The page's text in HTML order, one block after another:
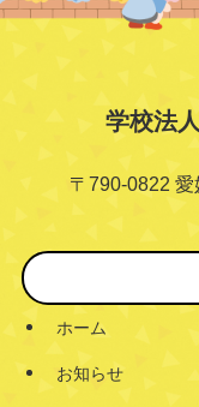
学校法
〒790-0822
ホーム
お知らせ